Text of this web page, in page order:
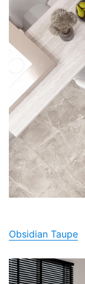
Obsidian Taupe